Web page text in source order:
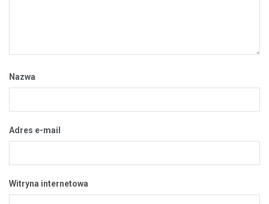
Nazwa
Adres e-mail
Witryna internetowa